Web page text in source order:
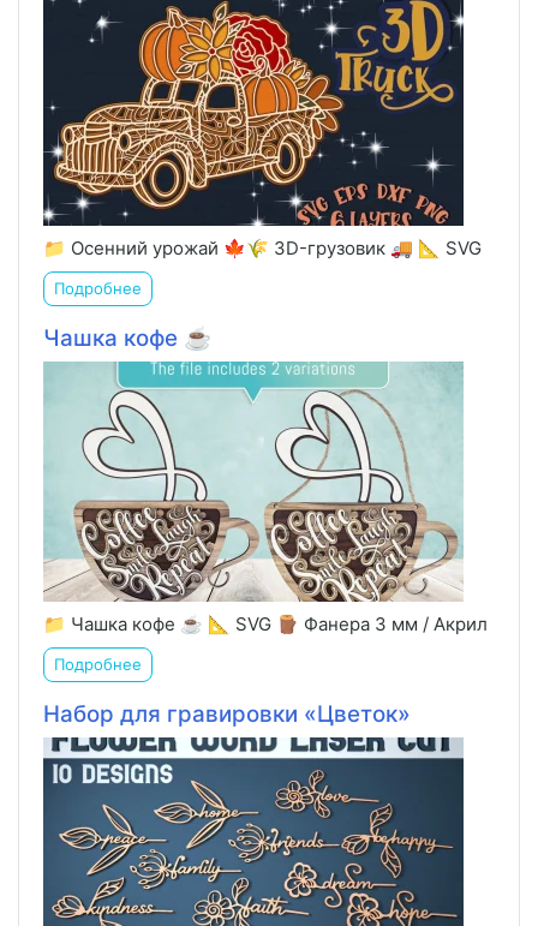
📁 Осенний урожай 🍁🌾 3D-грузовик 🚚 📐 SVG
Подробнее
Чашка кофе ☕️
📁 Чашка кофе ☕️ 📐 SVG 🪵 Фанера 3 мм / Акрил
Подробнее
Набор для гравировки «Цветок»